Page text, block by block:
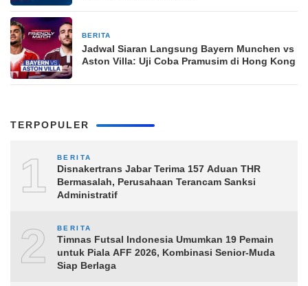
BERITA
Jadwal Siaran Langsung Bayern Munchen vs
Aston Villa: Uji Coba Pramusim di Hong Kong
TERPOPULER
1 BERITA
Disnakertrans Jabar Terima 157 Aduan THR
Bermasalah, Perusahaan Terancam Sanksi
Administratif
2 BERITA
Timnas Futsal Indonesia Umumkan 19 Pemain
untuk Piala AFF 2026, Kombinasi Senior-Muda
Siap Berlaga